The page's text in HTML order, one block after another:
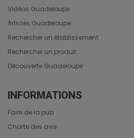
Vidéos Guadeloupe
Articles Guadeloupe
Rechercher un établissement
Rechercher un produit
Découverte Guadeloupe
INFORMATIONS
Faire de la pub
Charte des avis